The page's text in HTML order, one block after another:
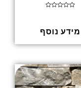
5
מידע נוסף